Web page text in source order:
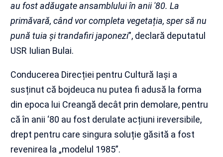
au fost adăugate ansamblului în anii '80. La
primăvară, când vor completa vegetația, sper să nu
pună tuia și trandafiri japonezi”, declară deputatul
USR Iulian Bulai.
Conducerea Direcției pentru Cultură Iași a
susținut că bojdeuca nu putea fi adusă la forma
din epoca lui Creangă decât prin demolare, pentru
că în anii ‘80 au fost derulate acțiuni ireversibile,
drept pentru care singura soluție găsită a fost
revenirea la „modelul 1985”.